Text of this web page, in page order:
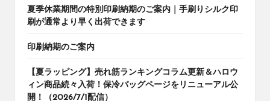
夏季休業期間の特別印刷納期のご案内｜手刷りシルク印
刷が通常より早く出荷できます
印刷納期のご案内
【夏ラッピング】売れ筋ランキングコラム更新＆ハロウ
ィン商品続々入荷！保冷バッグページをリニューアル公
開！（2026/7/1配信）